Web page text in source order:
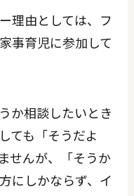
理由としては、フ
事育児に参加して
か相談したいとき
ても「そうだよ
せんが、「そうか
にしかならず、イ